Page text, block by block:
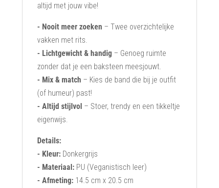
altijd met jouw vibe!
- Nooit meer zoeken – Twee overzichtelijke
vakken met rits.
- Lichtgewicht & handig– Genoeg ruimte
zonder dat je een baksteen meesjouwt.
- Mix & match – Kies de band die bij je outfit
(of humeur) past!
- Altijd stijlvol – Stoer, trendy en een tikkeltje
eigenwijs.
Details:
- Kleur:Donkergrijs
- Materiaal:PU (Veganistisch leer)
- Afmeting:14.5 cm x 20.5 cm